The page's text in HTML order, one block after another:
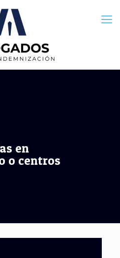
en
o centros